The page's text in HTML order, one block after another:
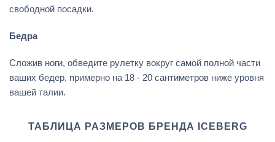
свободной посадки.
Бедра
Сложив ноги, обведите рулетку вокруг самой полной части
ваших бедер, примерно на 18 - 20 сантиметров ниже уровня
вашей талии.
ТАБЛИЦА РАЗМЕРОВ БРЕНДА ICEBERG